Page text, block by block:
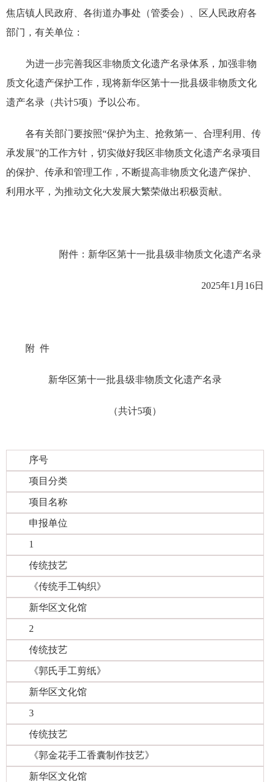
焦店镇人民政府、各街道办事处（管委会）、区人民政府各
部门，有关单位：
为进一步完善我区非物质文化遗产名录体系，加强非物
质文化遗产保护工作，现将新华区第十一批县级非物质文化
遗产名录（共计5项）予以公布。
各有关部门要按照“保护为主、抢救第一、合理利用、传
承发展”的工作方针，切实做好我区非物质文化遗产名录项目
的保护、传承和管理工作，不断提高非物质文化遗产保护、
利用水平，为推动文化大发展大繁荣做出积极贡献。
附件：新华区第十一批县级非物质文化遗产名录
2025年1月16日
附 件
新华区第十一批县级非物质文化遗产名录
（共计5项）
序号
项目分类
项目名称
申报单位
1
传统技艺
《传统手工钩织》
新华区文化馆
2
传统技艺
《郭氏手工剪纸》
新华区文化馆
3
传统技艺
《郭金花手工香囊制作技艺》
新华区文化馆